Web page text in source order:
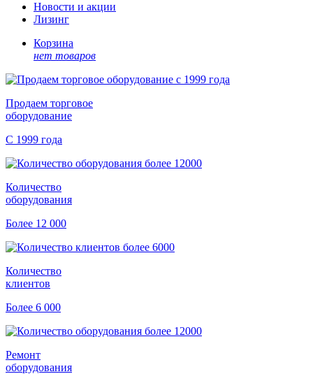
Новости и акции
Лизинг
Корзина
нет товаров
Продаем торговое
оборудование
С 1999 года
Количество
оборудования
Более 12 000
Количество
клиентов
Более 6 000
Ремонт
оборудования